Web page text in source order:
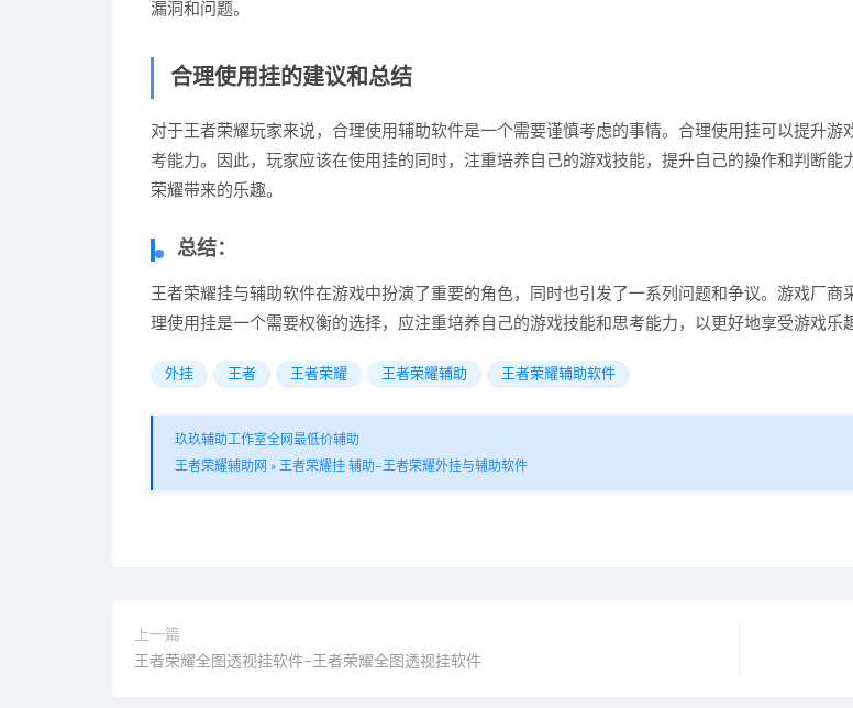
漏洞和问题。
合理使用挂的建议和总结
对于王者荣耀玩家来说，合理使用辅助软件是一个需要谨慎考虑的事情。合理使用挂可以提升
考能力。因此，玩家应该在使用挂的同时，注重培养自己的游戏技能，提升自己的操作和判断
荣耀带来的乐趣。
总结：
王者荣耀挂与辅助软件在游戏中扮演了重要的角色，同时也引发了一系列问题和争议。游戏厂
理使用挂是一个需要权衡的选择，应注重培养自己的游戏技能和思考能力，以更好地享受游戏乐
外挂 王者 王者荣耀 王者荣耀辅助 王者荣耀辅助软件
玖玖辅助工作室全网最低价辅助
王者荣耀辅助网 » 王者荣耀挂 辅助–王者荣耀外挂与辅助软件
上一篇
王者荣耀全图透视挂软件–王者荣耀全图透视挂软件